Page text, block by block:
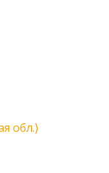
обл.)